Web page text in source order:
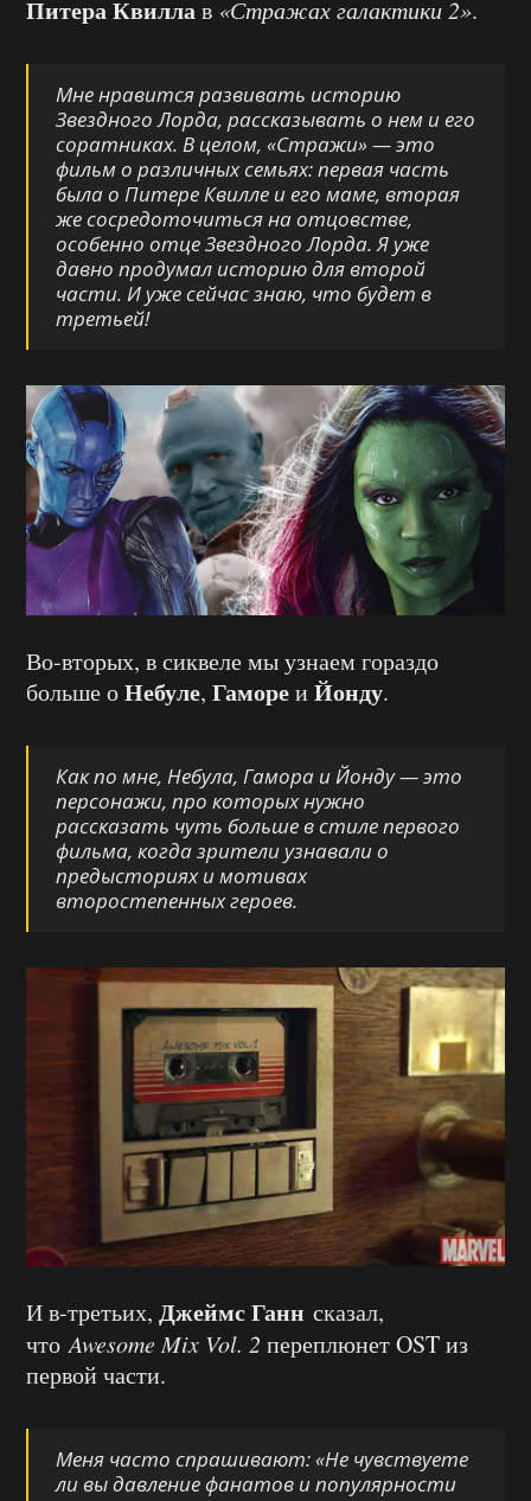
Питера Квиллав «Стражах галактики 2».
Мне нравится развивать историю
Звездного Лорда, рассказывать о нем и его
соратниках. В целом, «Стражи» — это
фильм о различных семьях: первая часть
была о Питере Квилле и его маме, вторая
же сосредоточиться на отцовстве,
особенно отце Звездного Лорда. Я уже
давно продумал историю для второй
части. И уже сейчас знаю, что будет в
третьей!
Во-вторых, в сиквеле мы узнаем гораздо
больше оНебуле, Гамореи Йонду.
Как по мне, Небула, Гамора и Йонду — это
персонажи, про которых нужно
рассказать чуть больше в стиле первого
фильма, когда зрители узнавали о
предысториях и мотивах
второстепенных героев.
И в-третьих, Джеймс Ганн сказал,
чтоAwesome Mix Vol. 2 переплюнет OST из
первой части.
Меня часто спрашивают:«Не чувствуете
ли вы давление фанатов и популярности